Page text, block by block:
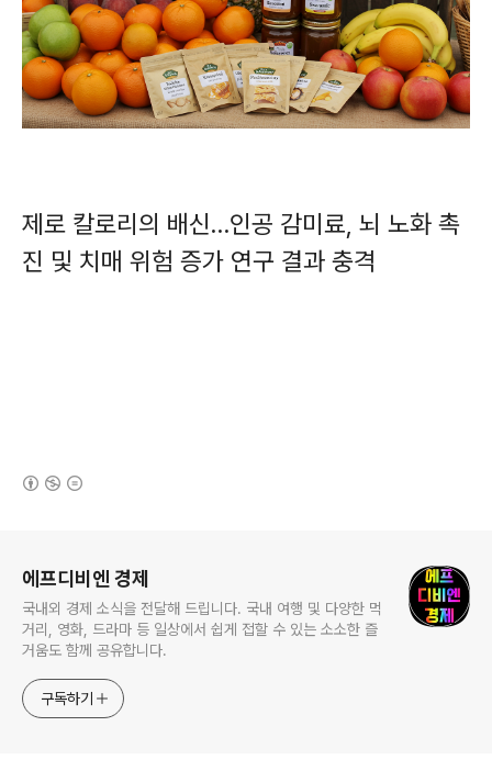
제로 칼로리의 배신…인공 감미료, 뇌 노화 촉
진 및 치매 위험 증가 연구 결과 충격
에프디비엔 경제
국내외 경제 소식을 전달해 드립니다. 국내 여행 및 다양한 먹
거리, 영화, 드라마 등 일상에서 쉽게 접할 수 있는 소소한 즐
거움도 함께 공유합니다.
구독하기